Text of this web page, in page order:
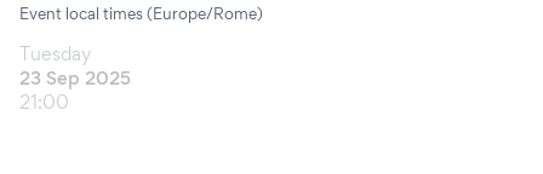
Event local times (Europe/Rome)
Tuesday
23 Sep 2025
21:00